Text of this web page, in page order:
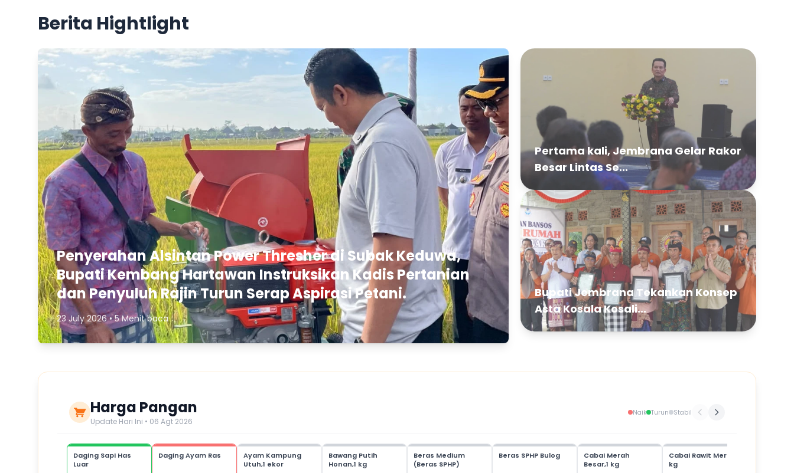
Berita Hightlight
Penyerahan Alsintan Power Thresher di Subak Keduwa,
Bupati Kembang Hartawan Instruksikan Kadis Pertanian
dan Penyuluh Rajin Turun Serap Aspirasi Petani.
23 July 2026 • 5 Menit baca
Pertama kali, Jembrana Gelar Rakor
Besar Lintas Se...
Bupati Jembrana Tekankan Konsep
Asta Kosala Kosali...
Harga Pangan
Update Hari Ini • 06 Agt 2026
Naik Turun Stabil
Daging Sapi Has
Luar
Daging Ayam Ras
Ayam Kampung
Utuh,1 ekor
Bawang Putih
Honan,1 kg
Beras Medium
(Beras SPHP)
Beras SPHP Bulog
Cabai Merah
Besar,1 kg
Cabai Rawit Merah,1
kg